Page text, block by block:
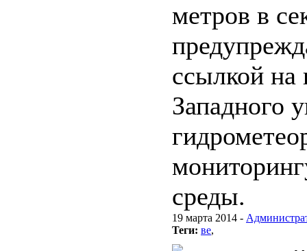
метров в
ссылкой на
Западного
среды.
19 марта 2014 -
Теги: ве,